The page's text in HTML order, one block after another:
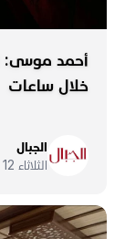
أحمد موسى:
خلال ساعات
الجبال
الثلاثاء 12 أغسطس 2025 12:34 ص